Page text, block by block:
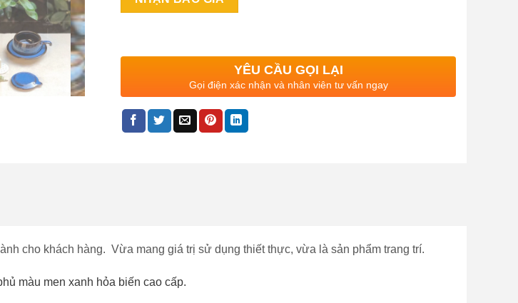
YÊU CẦU GỌI LẠI
Gọi điện xác nhận và nhân viên tư vấn ngay
cho khách hàng. Vừa mang giá trị sử dụng thiết thực, vừa là sản phẩm trang trí.
màu men xanh hỏa biến cao cấp.